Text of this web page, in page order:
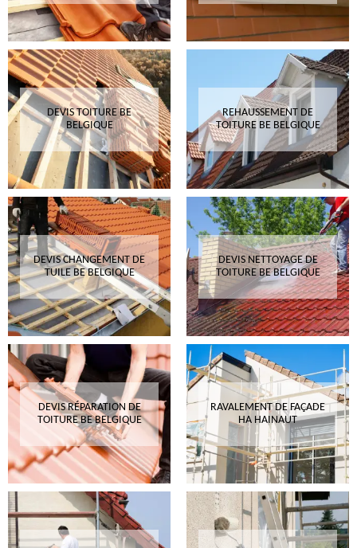
DEVIS TOITURE BE
BELGIQUE
REHAUSSEMENT DE
TOITURE BE BELGIQUE
DEVIS CHANGEMENT DE
TUILE BE BELGIQUE
DEVIS NETTOYAGE DE
TOITURE BE BELGIQUE
DEVIS RÉPARATION DE
TOITURE BE BELGIQUE
RAVALEMENT DE FAÇADE
HA HAINAUT